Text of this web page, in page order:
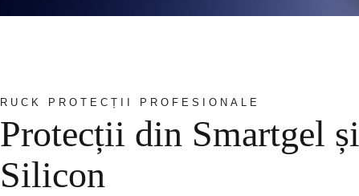
RUCK PROTECȚII PROFESIONALE
Protecții din Smartgel și
Silicon